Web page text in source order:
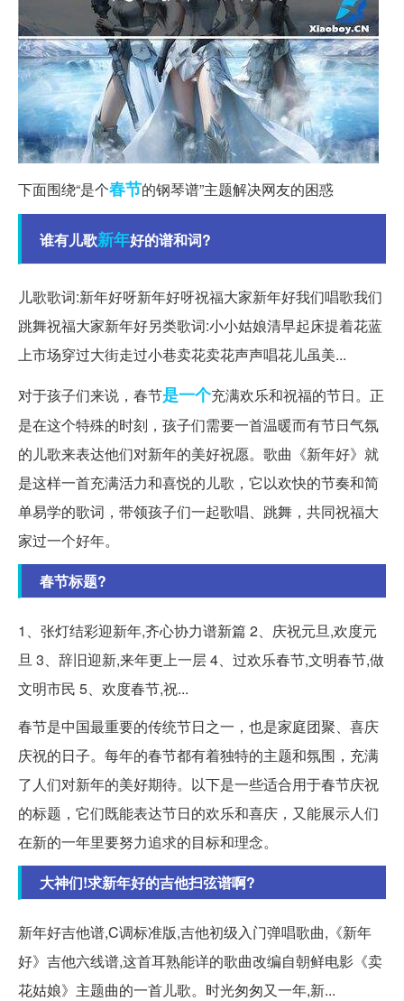
下面围绕“是个春节的钢琴谱”主题解决网友的困惑
谁有儿歌新年好的谱和词?
儿歌歌词:新年好呀新年好呀祝福大家新年好我们唱歌我们
跳舞祝福大家新年好另类歌词:小小姑娘清早起床提着花蓝
上市场穿过大街走过小巷卖花卖花声声唱花儿虽美...
对于孩子们来说，春节是一个充满欢乐和祝福的节日。正
是在这个特殊的时刻，孩子们需要一首温暖而有节日气氛
的儿歌来表达他们对新年的美好祝愿。歌曲《新年好》就
是这样一首充满活力和喜悦的儿歌，它以欢快的节奏和简
单易学的歌词，带领孩子们一起歌唱、跳舞，共同祝福大
家过一个好年。
春节标题?
1、张灯结彩迎新年,齐心协力谱新篇 2、庆祝元旦,欢度元
旦 3、辞旧迎新,来年更上一层 4、过欢乐春节,文明春节,做
文明市民 5、欢度春节,祝...
春节是中国最重要的传统节日之一，也是家庭团聚、喜庆
庆祝的日子。每年的春节都有着独特的主题和氛围，充满
了人们对新年的美好期待。以下是一些适合用于春节庆祝
的标题，它们既能表达节日的欢乐和喜庆，又能展示人们
在新的一年里要努力追求的目标和理念。
大神们!求新年好的吉他扫弦谱啊?
新年好吉他谱,C调标准版,吉他初级入门弹唱歌曲,《新年
好》吉他六线谱,这首耳熟能详的歌曲改编自朝鲜电影《卖
花姑娘》主题曲的一首儿歌。时光匆匆又一年,新...